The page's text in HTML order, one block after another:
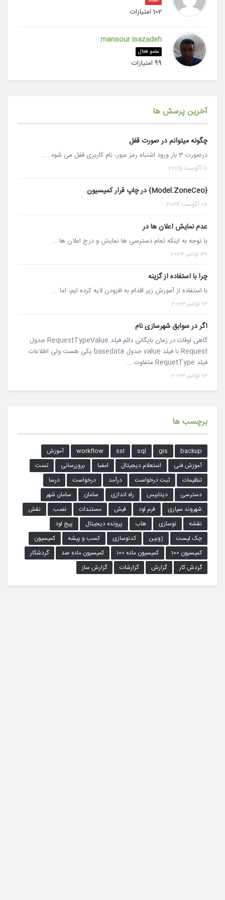
102 امتیازات
mansour isazadeh
عضو فعال
99 امتیازات
آخرین پرسش ها
چگونه میتوانم در صورت قفل
درصورت 3 بار ورود اشتباه رمز عبور، نام کاربری قفل می شود. ...
11 آگوست 2025
{Model.ZoneCeo} در چاپ قرار کمیسیون
07 آگوست 2024
عدم نمایش اعلان ها در
با توجه به اینکه تمام دسترسی ها نمایش و درج اعلان ها ...
30 نوامبر 2023
چرا با استفاده از گزینه
با استفاده از آموزش زیر اقدام به افزودن لایه کرده ایم، اما ...
13 نوامبر 2023
اگر در سوابق شهرسازی نام
گاهی اوقات در زمان بایگانی دائم فیلد RequestTypeValue جدول
Request با فیلد value جدول basedata یکی هست ولی اطلاعات
فیلد RequetType متفاوت ...
13 نوامبر 2023
برچسب ها
backup
gis
sql
ssl
workflow
آموزش
آموزش فنی
استعلام دیجیتال امضا بروزرسانی
تست
تنظیمات
ثبت درخواست درآمد درخواست
درسا
دسترسی
دیتابیس راه اندازی سامان
سامان شهر
شهروند سپاری
فرم لود فیش مستندات نصب
نقش
نقشه
نوسازی هاب پرونده دیجیتال
پیج لود
چک لیست
ژوبین کدنوسازی کسب و پیشه
کمیسیون
کمیسیون 100
کمیسیون ماده 100 کمیسیون ماده صد
گردشکار
گردش کار
گزارش گزارشات گزارش ساز